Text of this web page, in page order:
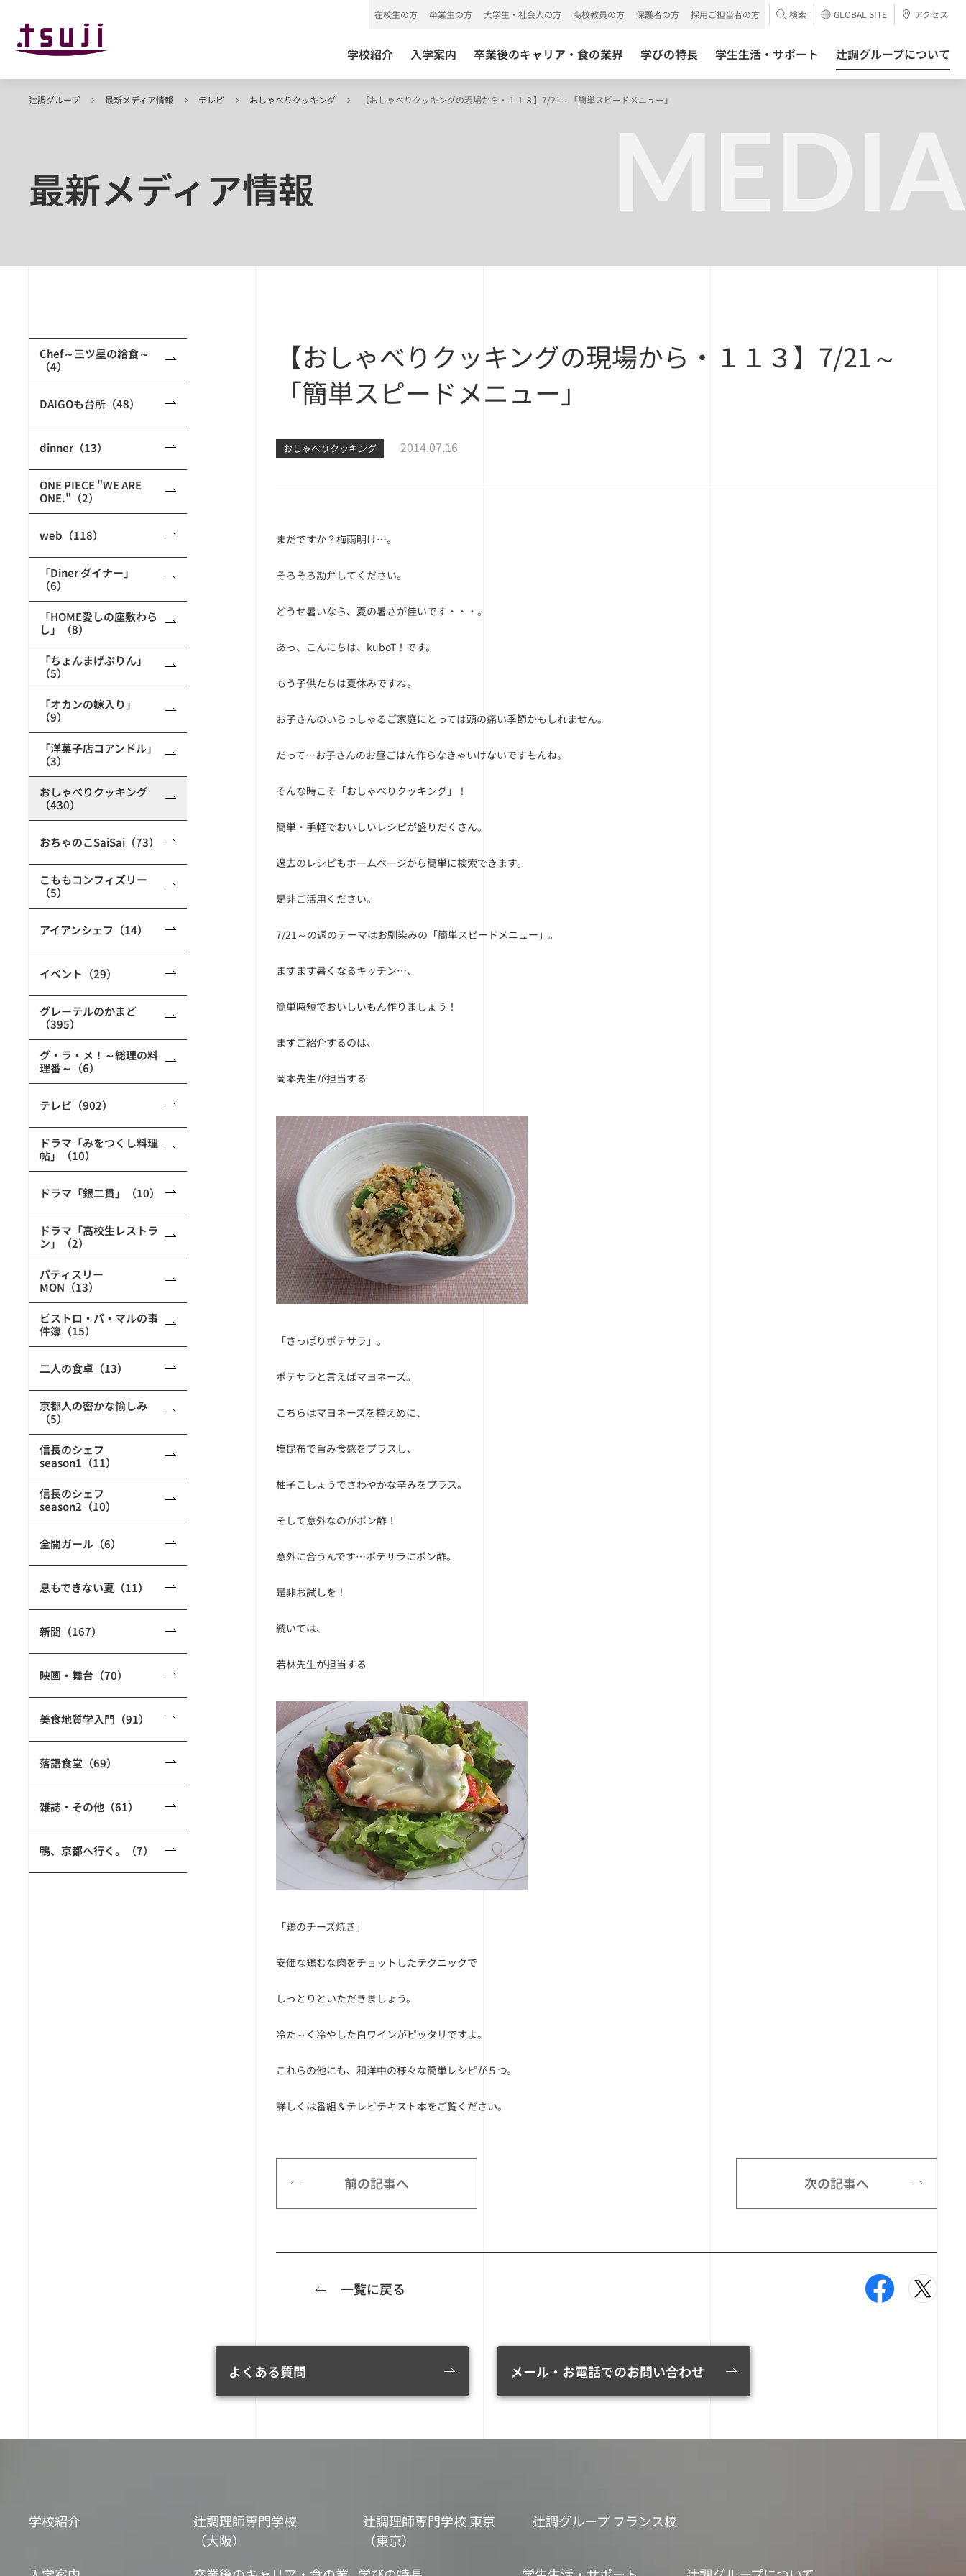
学校紹介 入学案内 卒業後のキャリア・食の業界 学びの特長 学生生活・サポート 辻調グループについて
在校生の方 卒業生の方 大学生・社会人の方 高校教員の方 保護者の方 採用ご担当者の方 検索 GLOBAL SITE アクセス
MEDIA
辻調グループ 最新メディア情報 テレビ おしゃべりクッキング 【おしゃべりクッキングの現場から・１１３】7/21～「簡単スピードメニュー」
最新メディア情報
Chef～三ツ星の給食～
（4）
DAIGOも台所（48）
dinner（13）
ONE PIECE "WE ARE
ONE."（2）
web（118）
「Diner ダイナー」
（6）
「HOME愛しの座敷わら
し」（8）
「ちょんまげぷりん」
（5）
「オカンの嫁入り」
（9）
「洋菓子店コアンドル」
（3）
おしゃべりクッキング
（430）
おちゃのこSaiSai（73）
こももコンフィズリー
（5）
アイアンシェフ（14）
イベント（29）
グレーテルのかまど
（395）
グ・ラ・メ！～総理の料
理番～（6）
テレビ（902）
ドラマ「みをつくし料理
帖」（10）
ドラマ「銀二貫」（10）
ドラマ「高校生レストラ
ン」（2）
パティスリー
MON（13）
ビストロ・パ・マルの事
件簿（15）
二人の食卓（13）
京都人の密かな愉しみ
（5）
信長のシェフ
season1（11）
信長のシェフ
season2（10）
全開ガール（6）
息もできない夏（11）
新聞（167）
映画・舞台（70）
美食地質学入門（91）
落語食堂（69）
雑誌・その他（61）
鴨、京都へ行く。（7）
【おしゃべりクッキングの現場から・１１３】7/21～
「簡単スピードメニュー」
おしゃべりクッキング 2014.07.16
まだですか？梅雨明け…。
そろそろ勘弁してください。
どうせ暑いなら、夏の暑さが佳いです・・・。
あっ、こんにちは、kuboT！です。
もう子供たちは夏休みですね。
お子さんのいらっしゃるご家庭にとっては頭の痛い季節かもしれません。
だって…お子さんのお昼ごはん作らなきゃいけないですもんね。
そんな時こそ「おしゃべりクッキング」！
簡単・手軽でおいしいレシピが盛りだくさん。
過去のレシピもホームページから簡単に検索できます。
是非ご活用ください。
7/21～の週のテーマはお馴染みの「簡単スピードメニュー」。
ますます暑くなるキッチン…、
簡単時短でおいしいもん作りましょう！
まずご紹介するのは、
岡本先生が担当する
「さっぱりポテサラ」。
ポテサラと言えばマヨネーズ。
こちらはマヨネーズを控えめに、
塩昆布で旨み食感をプラスし、
柚子こしょうでさわやかな辛みをプラス。
そして意外なのがポン酢！
意外に合うんです…ポテサラにポン酢。
是非お試しを！
続いては、
若林先生が担当する
「鶏のチーズ焼き」
安価な鶏むな肉をチョットしたテクニックで
しっとりといただきましょう。
冷た～く冷やした白ワインがピッタリですよ。
これらの他にも、和洋中の様々な簡単レシピが５つ。
詳しくは番組＆テレビテキスト本をご覧ください。
前の記事へ 次の記事へ
一覧に戻る
よくある質問 メール・お電話でのお問い合わせ
学校紹介
辻調理師専門学校
（大阪）
辻調理師専門学校 東京
（東京）
辻調グループ フランス校